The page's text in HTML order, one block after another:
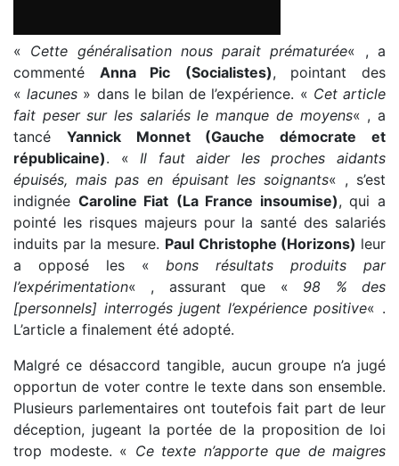
« Cette généralisation nous parait prématurée« , a
commenté Anna Pic (Socialistes), pointant des
«lacunes » dans le bilan de l’expérience. « Cet article
fait peser sur les salariés le manque de moyens« , a
tancé Yannick Monnet (Gauche démocrate et
républicaine). « Il faut aider les proches aidants
épuisés, mais pas en épuisant les soignants« , s’est
indignée Caroline Fiat (La France insoumise), qui a
pointé les risques majeurs pour la santé des salariés
induits par la mesure. Paul Christophe (Horizons) leur
a opposé les « bons résultats produits par
l’expérimentation« , assurant que « 98 % des
[personnels] interrogés jugent l’expérience positive« .
L’article a finalement été adopté.
Malgré ce désaccord tangible, aucun groupe n’a jugé
opportun de voter contre le texte dans son ensemble.
Plusieurs parlementaires ont toutefois fait part de leur
déception, jugeant la portée de la proposition de loi
trop modeste. « Ce texte n’apporte que de maigres